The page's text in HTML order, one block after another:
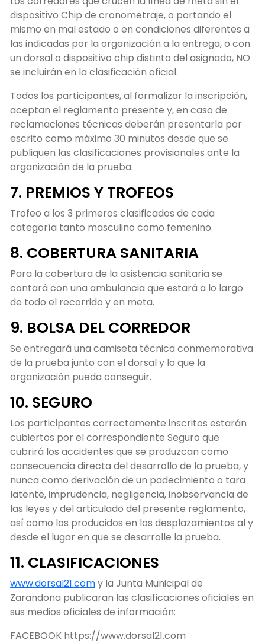
dispositivo Chip de cronometraje, o portando el
mismo en mal estado o en condiciones diferentes a
las indicadas por la organización a la entrega, o con
un dorsal o dispositivo chip distinto del asignado, NO
se incluirán en la clasificación oficial.
Todos los participantes, al formalizar la inscripción,
aceptan el reglamento presente y, en caso de
reclamaciones técnicas deberán presentarla por
escrito como máximo 30 minutos desde que se
publiquen las clasificaciones provisionales ante la
organización de la prueba.
7. PREMIOS Y TROFEOS
Trofeo a los 3 primeros clasificados de cada
categoría tanto masculino como femenino.
8. COBERTURA SANITARIA
Para la cobertura de la asistencia sanitaria se
contará con una ambulancia que estará a lo largo
de todo el recorrido y en meta.
9. BOLSA DEL CORREDOR
Se entregará una camiseta técnica conmemorativa
de la prueba junto con el dorsal y lo que la
organización pueda conseguir.
10. SEGURO
Los participantes correctamente inscritos estarán
cubiertos por el correspondiente Seguro que
cubrirá los accidentes que se produzcan como
consecuencia directa del desarrollo de la prueba, y
nunca como derivación de un padecimiento o tara
latente, imprudencia, negligencia, inobservancia de
las leyes y del articulado del presente reglamento,
así como los producidos en los desplazamientos al y
desde el lugar en que se desarrolle la prueba.
11. CLASIFICACIONES
www.dorsal21.comy la Junta Municipal de
Zarandona publicaran las clasificaciones oficiales en
sus medios oficiales de información:
FACEBOOK https://www.dorsal21.com